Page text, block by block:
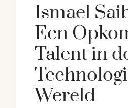
Ismael
Een
Talent in
Wereld